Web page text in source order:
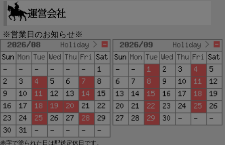
※営業日のお知らせ※
赤字で塗られた日は配送定休日です。